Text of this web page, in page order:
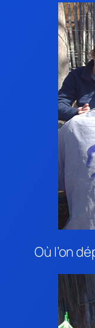
Où l’on